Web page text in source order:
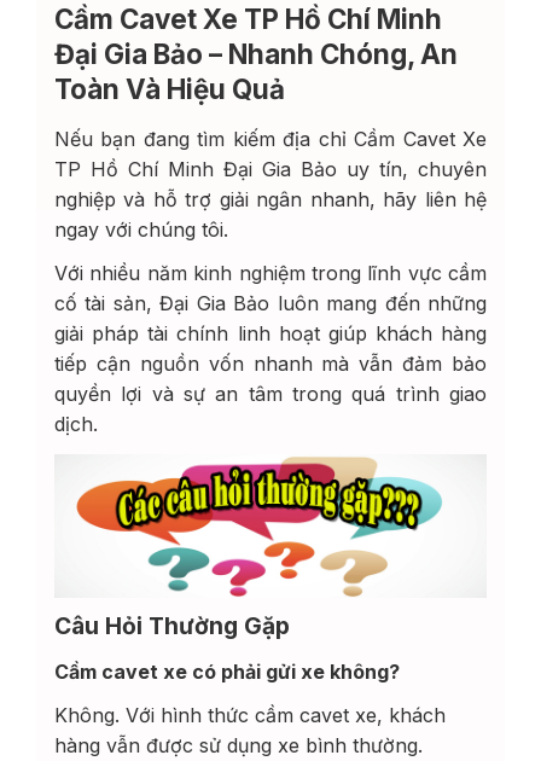
Cầm Cavet Xe TP Hồ Chí Minh
Đại Gia Bảo – Nhanh Chóng, An
Toàn Và Hiệu Quả
Nếu bạn đang tìm kiếm địa chỉ Cầm Cavet Xe
TP Hồ Chí Minh Đại Gia Bảo uy tín, chuyên
nghiệp và hỗ trợ giải ngân nhanh, hãy liên hệ
ngay với chúng tôi.
Với nhiều năm kinh nghiệm trong lĩnh vực cầm
cố tài sản, Đại Gia Bảo luôn mang đến những
giải pháp tài chính linh hoạt giúp khách hàng
tiếp cận nguồn vốn nhanh mà vẫn đảm bảo
quyền lợi và sự an tâm trong quá trình giao
dịch.
Câu Hỏi Thường Gặp
Cầm cavet xe có phải gửi xe không?
Không. Với hình thức cầm cavet xe, khách
hàng vẫn được sử dụng xe bình thường.